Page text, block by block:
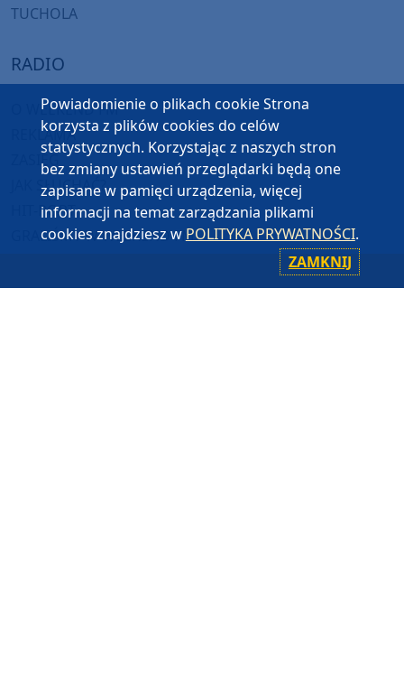
TUCHOLA
RADIO
O WEEKEND FM
REKLAMA
ZASIĘG
JAK SŁUCHAĆ?
HIT-PORT
GRALIŚMY W WEEKEND FM
CZĘSTOTLIWOŚCI
Powiadomienie o plikach cookie Strona
korzysta z plików cookies do celów
statystycznych. Korzystając z naszych stron
bez zmiany ustawień przeglądarki będą one
zapisane w pamięci urządzenia, więcej
informacji na temat zarządzania plikami
cookies znajdziesz w POLITYKA PRYWATNOŚCI.
ZAMKNIJ